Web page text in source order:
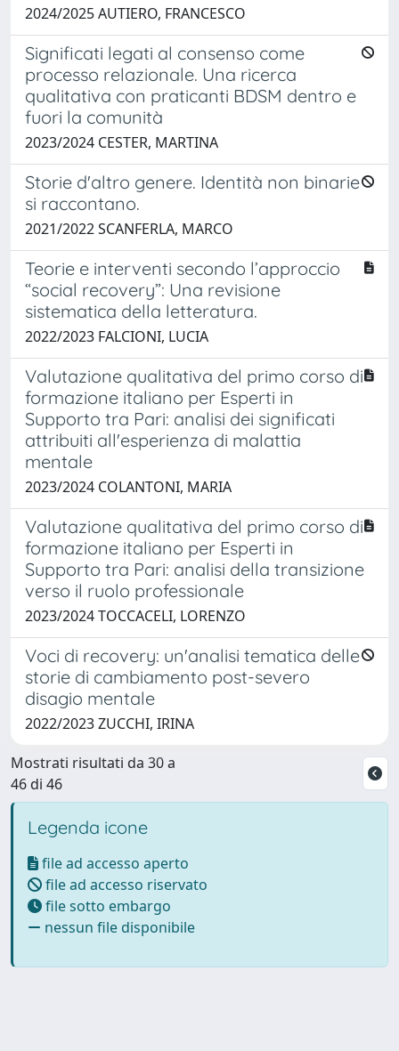
2024/2025 AUTIERO, FRANCESCO
Significati legati al consenso come
processo relazionale. Una ricerca
qualitativa con praticanti BDSM dentro e
fuori la comunità
2023/2024 CESTER, MARTINA
Storie d'altro genere. Identità non binarie
si raccontano.
2021/2022 SCANFERLA, MARCO
Teorie e interventi secondo l’approccio
“social recovery”: Una revisione
sistematica della letteratura.
2022/2023 FALCIONI, LUCIA
Valutazione qualitativa del primo corso di
formazione italiano per Esperti in
Supporto tra Pari: analisi dei significati
attribuiti all'esperienza di malattia
mentale
2023/2024 COLANTONI, MARIA
Valutazione qualitativa del primo corso di
formazione italiano per Esperti in
Supporto tra Pari: analisi della transizione
verso il ruolo professionale
2023/2024 TOCCACELI, LORENZO
Voci di recovery: un'analisi tematica delle
storie di cambiamento post-severo
disagio mentale
2022/2023 ZUCCHI, IRINA
Mostrati risultati da 30 a
46 di 46
Legenda icone
file ad accesso aperto
file ad accesso riservato
file sotto embargo
nessun file disponibile